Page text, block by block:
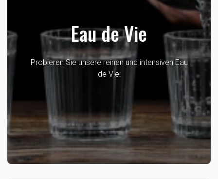
Eau de Vie
Probieren Sie unsere reinen und intensiven Eau
de Vie: